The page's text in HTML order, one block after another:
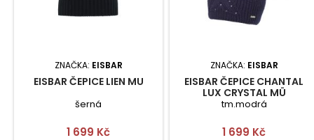
ZNAČKA: EISBAR
EISBAR ČEPICE LIEN MU
šerná
Cena
1 699 Kč
ZNAČKA: EISBAR
EISBAR ČEPICE CHANTAL
LUX CRYSTAL MÜ
tm.modrá
Cena
1 699 Kč